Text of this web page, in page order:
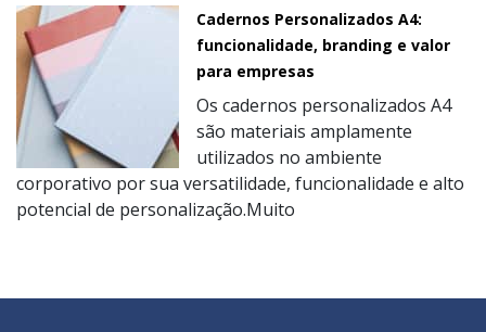
Cadernos Personalizados A4:
funcionalidade, branding e valor
para empresas
Os cadernos personalizados A4
são materiais amplamente
utilizados no ambiente
corporativo por sua versatilidade, funcionalidade e alto
potencial de personalização.Muito